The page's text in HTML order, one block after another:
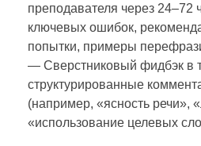
преподавателя через 24–72
ключевых ошибок,
попытки, примеры
— Сверстниковый фидбэк в
структурированные
(например, «ясность речи»,
«использование целевых